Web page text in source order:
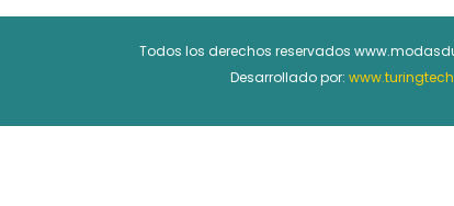
Todos los derechos reservados
Desarrollado por: